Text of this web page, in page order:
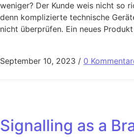
weniger? Der Kunde weis nicht so
denn komplizierte technische
nicht überprüfen. Ein neues
September 10, 2023 / 0
Signalling as a